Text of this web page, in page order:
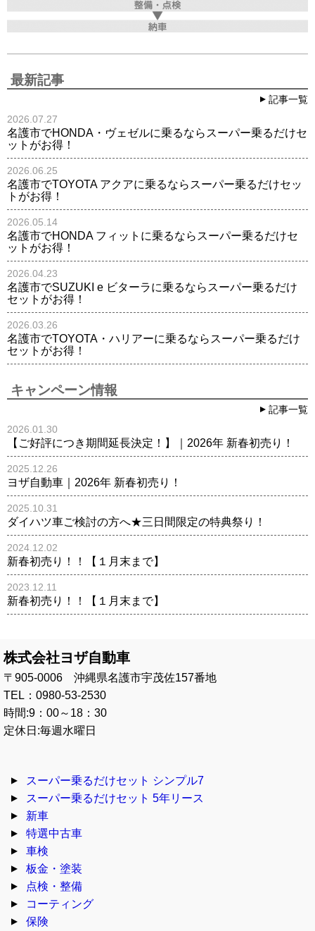
最新記事
記事一覧
2026.07.27
名護市でHONDA・ヴェゼルに乗るならスーパー乗るだけセ
ットがお得！
2026.06.25
名護市でTOYOTA アクアに乗るならスーパー乗るだけセッ
トがお得！
2026.05.14
名護市でHONDA フィットに乗るならスーパー乗るだけセ
ットがお得！
2026.04.23
名護市でSUZUKI e ビターラに乗るならスーパー乗るだけ
セットがお得！
2026.03.26
名護市でTOYOTA・ハリアーに乗るならスーパー乗るだけ
セットがお得！
キャンペーン情報
記事一覧
2026.01.30
【ご好評につき期間延長決定！】｜2026年 新春初売り！
2025.12.26
ヨザ自動車｜2026年 新春初売り！
2025.10.31
ダイハツ車ご検討の方へ★三日間限定の特典祭り！
2024.12.02
新春初売り！！【１月末まで】
2023.12.11
新春初売り！！【１月末まで】
株式会社ヨザ自動車
〒905-0006 沖縄県名護市宇茂佐157番地
TEL：0980-53-2530
時間:9：00～18：30
定休日:毎週水曜日
スーパー乗るだけセット シンプル7
スーパー乗るだけセット 5年リース
新車
特選中古車
車検
板金・塗装
点検・整備
コーティング
保険